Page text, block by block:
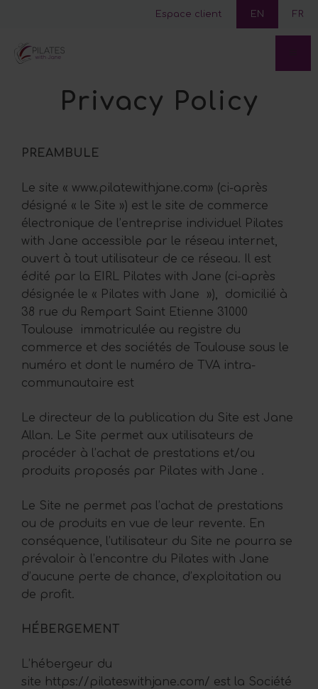
Espace client EN FR
Privacy Policy
PREAMBULE
Le site « www.pilatewithjane.com» (ci-après
désigné « le Site ») est le site de commerce
électronique de l’entreprise individuel Pilates
with Jane accessible par le réseau internet,
ouvert à tout utilisateur de ce réseau. Il est
édité par la EIRL Pilates with Jane (ci-après
désignée le « Pilates with Jane »), domicilié à
38 rue du Rempart Saint Etienne 31000
Toulouse immatriculée au registre du
commerce et des sociétés de Toulouse sous le
numéro et dont le numéro de TVA intra-
communautaire est
Le directeur de la publication du Site est Jane
Allan. Le Site permet aux utilisateurs de
procéder à l’achat de prestations et/ou
produits proposés par Pilates with Jane .
Le Site ne permet pas l’achat de prestations
ou de produits en vue de leur revente. En
conséquence, l’utilisateur du Site ne pourra se
prévaloir à l’encontre du Pilates with Jane
d’aucune perte de chance, d’exploitation ou
de profit.
HÉBERGEMENT
L’hébergeur du
site https://pilateswithjane.com/ est la Société